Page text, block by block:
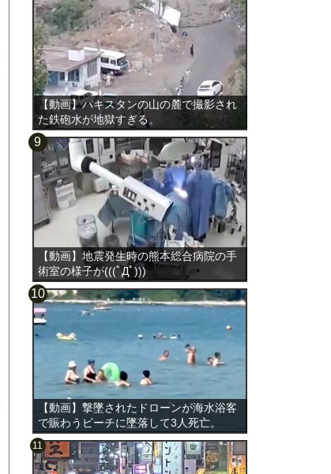
【動画】パキスタンの山の麓で撮影され
た鉄砲水が地獄すぎる。
【動画】地震発生時の熊本総合病院の手
術室の様子が(((ﾟДﾟ)))
【動画】撃墜されたドローンが海水浴客
で賑わうビーチに墜落して3人死亡。